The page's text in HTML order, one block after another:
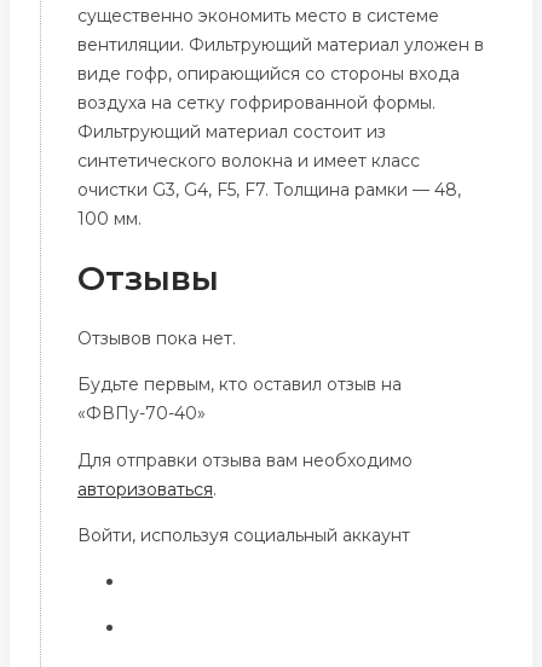
существенно экономить место в системе
вентиляции. Фильтрующий материал уложен в
виде гофр, опирающийся со стороны входа
воздуха на сетку гофрированной формы.
Фильтрующий материал состоит из
синтетического волокна и имеет класс
очистки G3, G4, F5, F7. Толщина рамки — 48,
100 мм.
Отзывы
Отзывов пока нет.
Будьте первым, кто оставил отзыв на
«ФВПу-70-40»
Для отправки отзыва вам необходимо
авторизоваться.
Войти, используя социальный аккаунт